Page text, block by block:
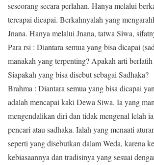
seseorang secara perlahan. Hanya melalui
tercapai dicapai. Berkahnyalah yang
Jnana. Hanya melalui Jnana, tatwa Siwa,
Para rsi : Diantara semua yang bisa dicapai
manakah yang terpenting? Apakah arti berlatih
Siapakah yang bisa disebut sebagai Sadhaka?
Brahma : Diantara semua yang bisa dicapai
adalah mencapai kaki Dewa Siwa. Ia yang
mengendalikan diri dan tidak mengenal lelah
pencari atau sadhaka. Ialah yang menaati
seperti yang disebutkan dalam Weda, karena
kebiasaannya dan tradisinya yang sesuai